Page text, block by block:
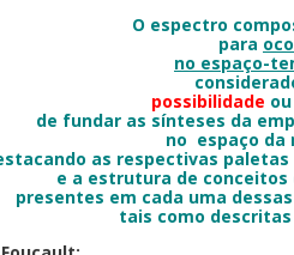
O espectro
para
no espaço-
possibilidade ou
de fundar as sínteses da
no espaço da
as respectivas
e a estrutura de
presentes em cada uma
tais como